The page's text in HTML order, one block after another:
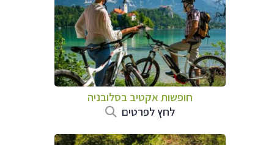
חופשות אקטיב בסלובניה
לחץ לפרטים